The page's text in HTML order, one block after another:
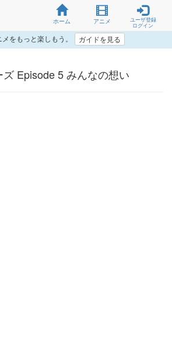
ホーム アニメ
ユーザ登録
ログイン
をもっと楽しもう。 ガイドを見る
Episode 5 みんなの想い